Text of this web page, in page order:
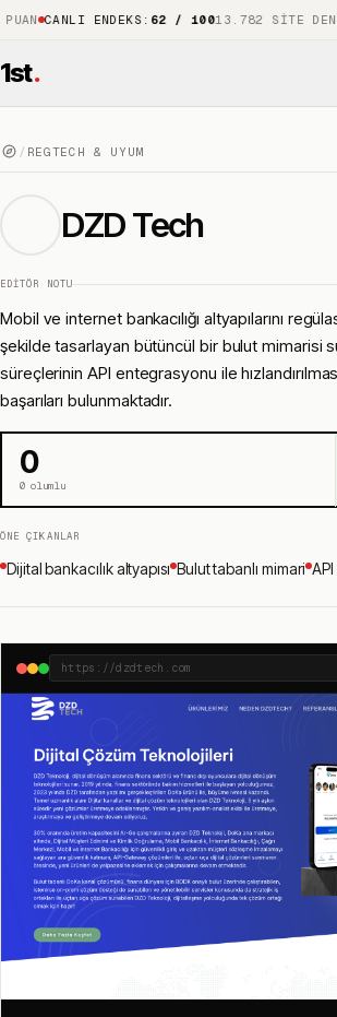
CANLI ENDEKS:62 / 100 13.782 SITE
1st.
/ REGTECH & UYUM
DZD Tech
EDITÖR NOTU
Mobil ve internet bankacılığı altyapılarını
şekilde tasarlayan bütüncül bir bulut mimarisi
süreçlerinin API entegrasyonu ile
başarıları bulunmaktadır.
0
0olumlu
ÖNE ÇIKANLAR
Dijital bankacılık altyapısı Bulut tabanlı mimari
https://dzdtech.com